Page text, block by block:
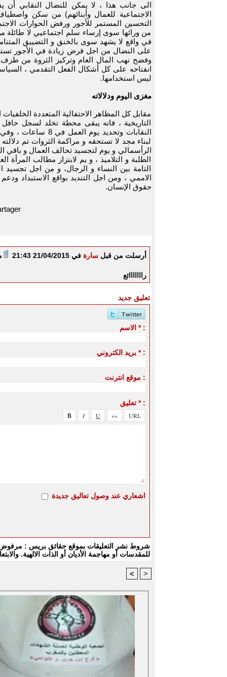
الى جانب هذا ، لا يمكن للنضال النقابي أن
الاجتماعية للعمال وأبنائهم) من سكن
التحسين المستمر للأجور ورفض الحوارات
من ورائها سوى إرساء سلم اجتماعيي لا طائلة
في واقع لا يشهد سوى بالخنق و التضييق
على النضال من اجل فرض زيادة في الأجور
وفضح نهب المال العام وتركيز الثروة من طرف
انفتاحه على كل أشكال الفعل التقدمي ،
ليس استخدامها.
مغزى اليوم ودلالاته
مقابل كل المظاهر الاحتفالية المتعددة
التاريخية ، فانه يبقى محطة تخلد لسجل
النقابات وتحديد
لبناء مجد لا تستحقه و مراكمة الثروات تم
الرأسمالي و يوم لتجسيد تحالف العمال و باقي
الطلبة و التلاميذ ، و يم لابتزاز مطالب
التامة بين النساء و الرجال، و من اجل تجسيد
الاممي ، ومن اجل التنديد بواقع الاستبداد
حقوق الإنسان.
أرسلت من قبلسارة في 21/04/2015 21:43
رااااااائع
تعليق جديد
الاسم * :
بريد الكتروني * :
موقع انترنت :
تعليق * :
اشعاري عند وصول تعاليق جديدة
شروط نشر التعليقات بموقع حقائق بريس : مرفوض
للمقدسات أو مهاجمة الأديان أو الذات الالهية.
< >